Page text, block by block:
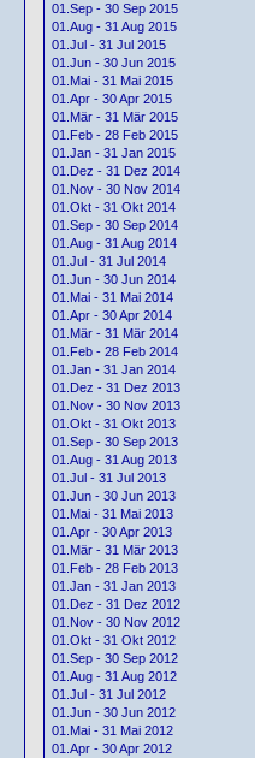
01.Sep - 30 Sep 2015
01.Aug - 31 Aug 2015
01.Jul - 31 Jul 2015
01.Jun - 30 Jun 2015
01.Mai - 31 Mai 2015
01.Apr - 30 Apr 2015
01.Mär - 31 Mär 2015
01.Feb - 28 Feb 2015
01.Jan - 31 Jan 2015
01.Dez - 31 Dez 2014
01.Nov - 30 Nov 2014
01.Okt - 31 Okt 2014
01.Sep - 30 Sep 2014
01.Aug - 31 Aug 2014
01.Jul - 31 Jul 2014
01.Jun - 30 Jun 2014
01.Mai - 31 Mai 2014
01.Apr - 30 Apr 2014
01.Mär - 31 Mär 2014
01.Feb - 28 Feb 2014
01.Jan - 31 Jan 2014
01.Dez - 31 Dez 2013
01.Nov - 30 Nov 2013
01.Okt - 31 Okt 2013
01.Sep - 30 Sep 2013
01.Aug - 31 Aug 2013
01.Jul - 31 Jul 2013
01.Jun - 30 Jun 2013
01.Mai - 31 Mai 2013
01.Apr - 30 Apr 2013
01.Mär - 31 Mär 2013
01.Feb - 28 Feb 2013
01.Jan - 31 Jan 2013
01.Dez - 31 Dez 2012
01.Nov - 30 Nov 2012
01.Okt - 31 Okt 2012
01.Sep - 30 Sep 2012
01.Aug - 31 Aug 2012
01.Jul - 31 Jul 2012
01.Jun - 30 Jun 2012
01.Mai - 31 Mai 2012
01.Apr - 30 Apr 2012